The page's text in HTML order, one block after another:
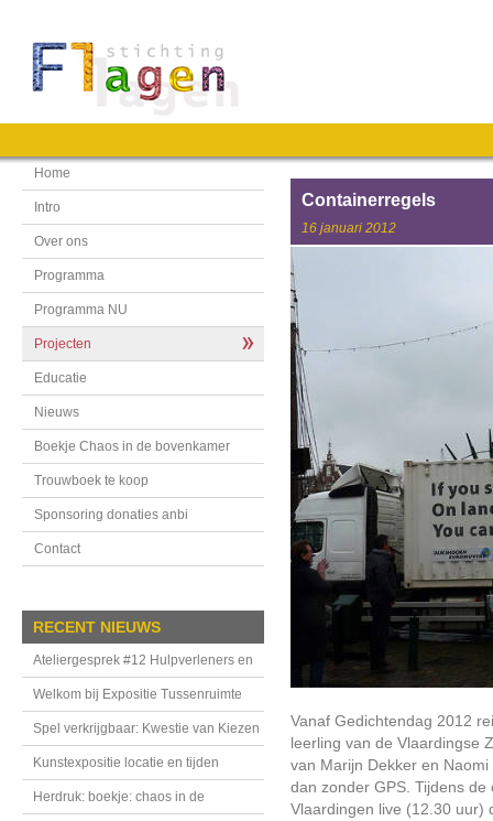
Home
Intro
Over ons
Programma
Programma NU
Projecten
Educatie
Nieuws
Boekje Chaos in de bovenkamer
Trouwboek te koop
Sponsoring donaties anbi
Contact
RECENT NIEUWS
Ateliergesprek #12 Hulpverleners en
handhavers in de Tussenruimte
Welkom bij Expositie Tussenruimte
Spel verkrijgbaar: Kwestie van Kiezen
Kunstexpositie locatie en tijden
Herdruk: boekje: chaos in de
Containerregels
16 januari 2012
Vanaf Gedichtendag 2012
leerling van de Vlaardingse
van Marijn Dekker en
dan zonder GPS. Tijdens
Vlaardingen live (12.30 uur)